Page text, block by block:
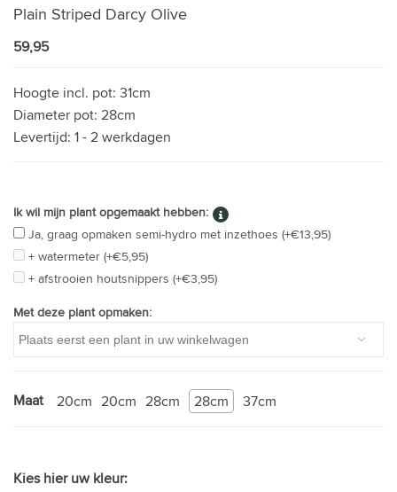
Plain Striped Darcy Olive
59,95
Hoogte incl. pot: 31cm
Diameter pot: 28cm
Levertijd: 1 - 2 werkdagen
Ik wil mijn plant opgemaakt hebben:
Ja, graag opmaken semi-hydro met inzethoes (+€13,95)
+ watermeter (+€5,95)
+ afstrooien houtsnippers (+€3,95)
Met deze plant opmaken:
Maat 20cm 28cm
20cm 28cm 37cm
Kies hier uw kleur: